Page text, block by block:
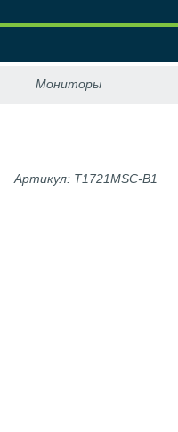
Артикул: T1721MSC-B1